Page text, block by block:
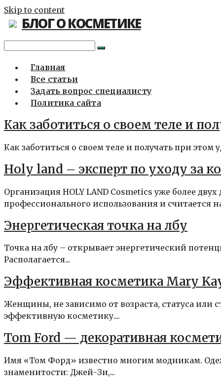
Skip to content
БЛОГ О КОСМЕТИКЕ
Главная
Все статьи
Задать вопрос специалисту
Политика сайта
Как заботиться о своем теле и
Как заботиться о своем теле и получать при
Holy land – эксперт по уходу за
Организация HOLY LAND Cosmetics уже более
профессионального использования и считается
Энергетическая точка на лбу
Точка на лбу – открывает энергетический
Располагается...
Эффективная косметика Mary
Женщины, не зависимо от возраста, статуса или
эффективную косметику....
Tom Ford — декоративная
Имя «Том Форд» известно многим модникам.
знаменитости: Джей-Зи,...